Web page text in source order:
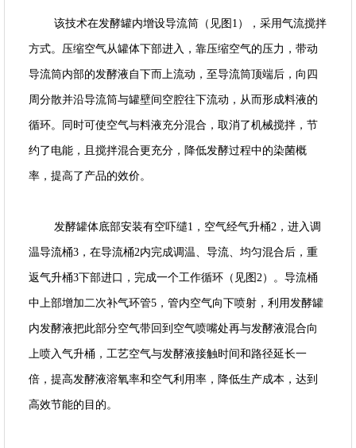
该技术在发酵罐内增设导流筒（见图1），采用气流搅拌
方式。压缩空气从罐体下部进入，靠压缩空气的压力，带动
导流筒内部的发酵液自下而上流动，至导流筒顶端后，向四
周分散并沿导流筒与罐壁间空腔往下流动，从而形成料液的
循环。同时可使空气与料液充分混合，取消了机械搅拌，节
约了电能，且搅拌混合更充分，降低发酵过程中的染菌概
率，提高了产品的效价。
发酵罐体底部安装有空吓缱1，空气经气升桶2，进入调
温导流桶3，在导流桶2内完成调温、导流、均匀混合后，重
返气升桶3下部进口，完成一个工作循环（见图2）。导流桶
中上部增加二次补气环管5，管内空气向下喷射，利用发酵罐
内发酵液把此部分空气带回到空气喷嘴处再与发酵液混合向
上喷入气升桶，工艺空气与发酵液接触时间和路径延长一
倍，提高发酵液溶氧率和空气利用率，降低生产成本，达到
高效节能的目的。